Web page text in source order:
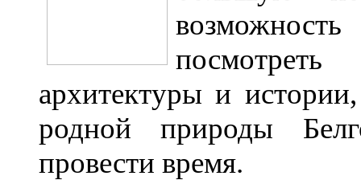
архитектуры и
родной природы
провести время.